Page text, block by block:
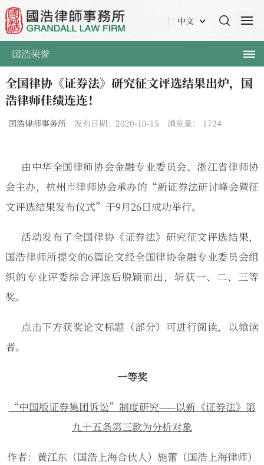
中文
国浩荣誉
全国律协《证券法》研究征文评选结果出炉，国
浩律师佳绩连连！
国浩律师事务所 发布日期：2020-10-15 浏览量： 1724
由中华全国律师协会金融专业委员会、浙江省律师协
会主办，杭州市律师协会承办的“新证券法研讨峰会暨征
文评选结果发布仪式”于9月26日成功举行。
活动发布了全国律协《证券法》研究征文评选结果，
国浩律师所提交的6篇论文经全国律协金融专业委员会组
织的专业评委综合评选后脱颖而出，斩获一、二、三等
奖。
点击下方获奖论文标题（部分）可进行阅读，以飨读
者。
一等奖
“中国版证券集团诉讼”制度研究——以新《证券法》第
九十五条第三款为分析对象
作者：黄江东（国浩上海合伙人）施蕾（国浩上海律师）